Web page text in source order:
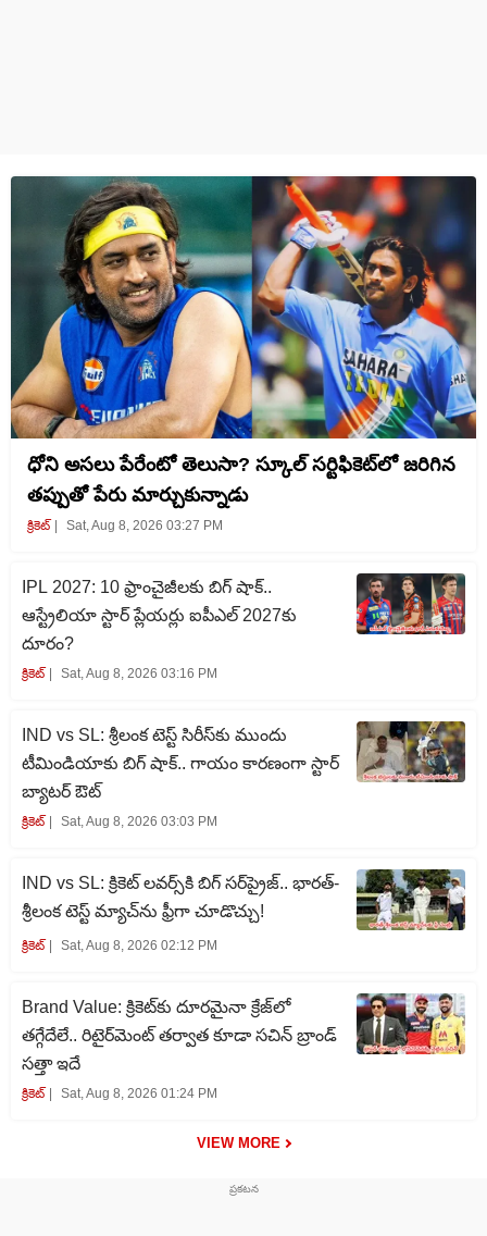
ధోని అసలు పేరేంటో తెలుసా? స్కూల్ సర్టిఫికెట్‌లో జరిగిన
తప్పుతో పేరు మార్చుకున్నాడు
క్రికెట్‌ Sat, Aug 8, 2026 03:27 PM
IPL 2027: 10 ఫ్రాంచైజీలకు బిగ్ షాక్..
ఆస్ట్రేలియా స్టార్ ప్లేయర్లు ఐపీఎల్‌ 2027కు
దూరం?
క్రికెట్‌ Sat, Aug 8, 2026 03:16 PM
IND vs SL: శ్రీలంక టెస్ట్ సిరీస్‌కు ముందు
టీమిండియాకు బిగ్ షాక్.. గాయం కారణంగా స్టార్
బ్యాటర్ ఔట్
క్రికెట్‌ Sat, Aug 8, 2026 03:03 PM
IND vs SL: క్రికెట్ లవర్స్‌కి బిగ్ సర్‌ప్రైజ్.. భారత్-
శ్రీలంక టెస్ట్ మ్యాచ్‌ను ఫ్రీగా చూడొచ్చు!
క్రికెట్‌ Sat, Aug 8, 2026 02:12 PM
Brand Value: క్రికెట్‌కు దూరమైనా క్రేజ్‌లో
తగ్గేదేలే.. రిటైర్‌మెంట్ తర్వాత కూడా సచిన్ బ్రాండ్
సత్తా ఇదే
క్రికెట్‌ Sat, Aug 8, 2026 01:24 PM
VIEW MORE